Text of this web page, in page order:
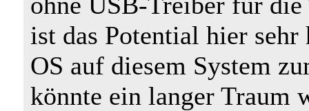
ist das Potential hier
OS auf diesem System
könnte ein langer Traum